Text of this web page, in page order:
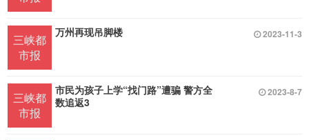
三峡都
市报
万州再现吊脚楼 2023-11-3
三峡都
市报
市民为孩子上学“找门路”遭骗 警方全
数追返3
2023-8-7